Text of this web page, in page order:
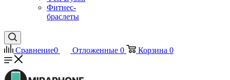
Фитнес-
браслеты
Сравнение0 Отложенные 0 Корзина 0